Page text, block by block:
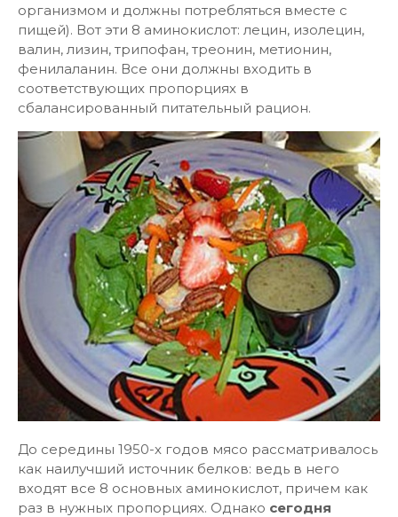
организмом и должны потребляться вместе с
пищей). Вот эти 8 аминокислот: лецин, изолецин,
валин, лизин, трипофан, треонин, метионин,
фенилаланин. Все они должны входить в
соответствующих пропорциях в
сбалансированный питательный рацион.
До середины 1950-х годов мясо рассматривалось
как наилучший источник белков: ведь в него
входят все 8 основных аминокислот, причем как
раз в нужных пропорциях. Однако сегодня